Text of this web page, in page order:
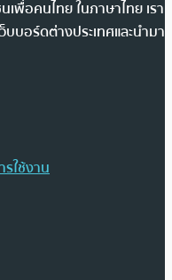
เพื่อคนไทย ในภาษาไทย เรา
บอร์ดต่างประเทศและนำมา
ใช้งาน